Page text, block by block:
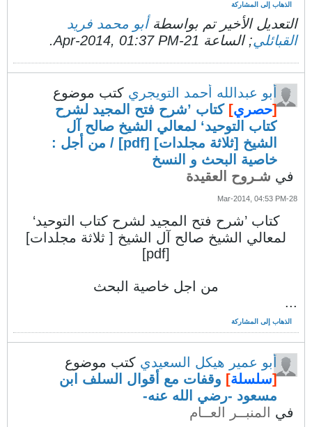
الذهاب إلى المشاركة
التعديل الأخير تم بواسطةأبو محمد فريد
القبائلي; الساعة 21-Apr-2014, 01:37 PM
.
أبو عبدالله أحمد التويجري كتب موضوع
[حصري] كتاب ’شرح فتح المجيد لشرح
كتاب التوحيد‘ لمعالي الشيخ صالح آل
الشيخ [ثلاثة مجلدات] [pdf] / من أجل :
خاصية البحث و النسخ
في شـروح العقيدة
28-Mar-2014, 04:53 PM
كتاب ’شرح فتح المجيد لشرح كتاب التوحيد‘
لمعالي الشيخ صالح آل الشيخ [ ثلاثة مجلدات]
[pdf]
من اجل خاصية البحث
...
الذهاب إلى المشاركة
أبو عمير هيكل السعيدي كتب موضوع
[سلسلة] وقفات مع أقوال السلف ابن
مسعود -رضي الله عنه-
في
المنبــر العــام